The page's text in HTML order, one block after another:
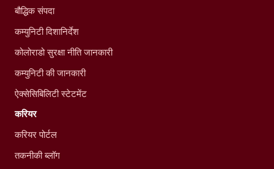
बौद्धिक संपदा
कम्युनिटी दिशानिर्देश
कोलोराडो सुरक्षा नीति जानकारी
कम्युनिटी की जानकारी
ऐक्सेसिबिलिटी स्टेटमेंट
करियर
करियर पोर्टल
तकनीकी ब्लॉग